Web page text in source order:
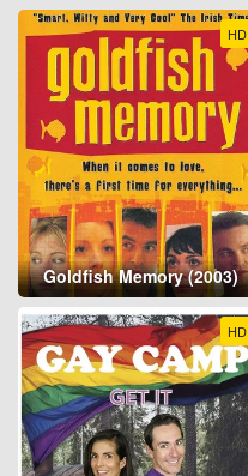
HD
Goldfish Memory (2003)
HD